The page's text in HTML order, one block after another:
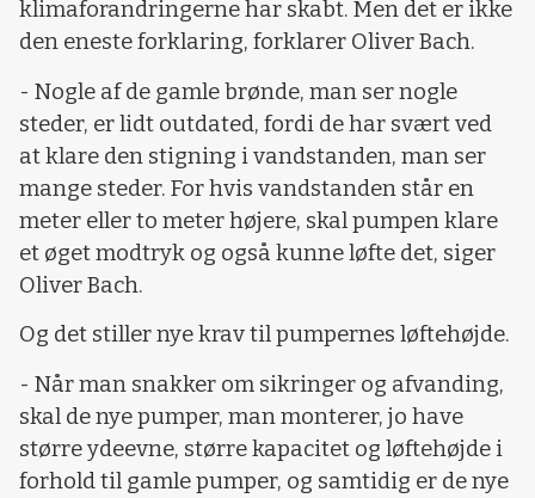
klimaforandringerne har skabt. Men det er ikke
den eneste forklaring, forklarer Oliver Bach.
- Nogle af de gamle brønde, man ser nogle
steder, er lidt outdated, fordi de har svært ved
at klare den stigning i vandstanden, man ser
mange steder. For hvis vandstanden står en
meter eller to meter højere, skal pumpen klare
et øget modtryk og også kunne løfte det, siger
Oliver Bach.
Og det stiller nye krav til pumpernes løftehøjde.
- Når man snakker om sikringer og afvanding,
skal de nye pumper, man monterer, jo have
større ydeevne, større kapacitet og løftehøjde i
forhold til gamle pumper, og samtidig er de nye